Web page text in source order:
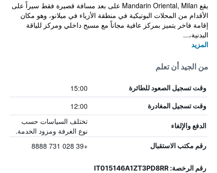
يقع Mandarin Oriental, Milan على بعد مسافة قصيرة فقط سيراً على
الأقدام من المحلات البوتيكية في منطقة الأزياء في ميلانو، وهو مكان
إقامة فاخر يتميز بمركز عافية مجاناً مع مسبح داخلي ومركز للياقة
البدنية،...
المزيد
من الجيد أن تعلم
وقت تسجيل الصعود للطائرة 15:00
وقت تسجيل المغادرة 12:00
الدفع والإلغاء
تختلف السياسات حسب
نوع الغرفة ومزود الخدمة.
رقم مكتب الاستقبال +39 028 731 8888
رقم الرخصة: IT015146A1ZT3PD8RR